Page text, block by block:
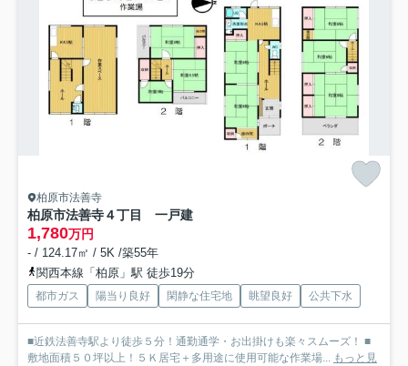
柏原市法善寺
柏原市法善寺４丁目 一戸建
1,780万円
- / 124.17㎡ / 5K /築55年
関西本線「柏原」駅 徒歩19分
都市ガス 陽当り良好 閑静な住宅地 眺望良好 公共下水
■近鉄法善寺駅より徒歩５分！通勤通学・お出掛けも楽々スムーズ！ ■
敷地面積５０坪以上！５Ｋ居宅＋多用途に使用可能な作業場... もっと見